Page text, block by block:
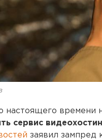
настоящего времени
сервис
заявил зампред